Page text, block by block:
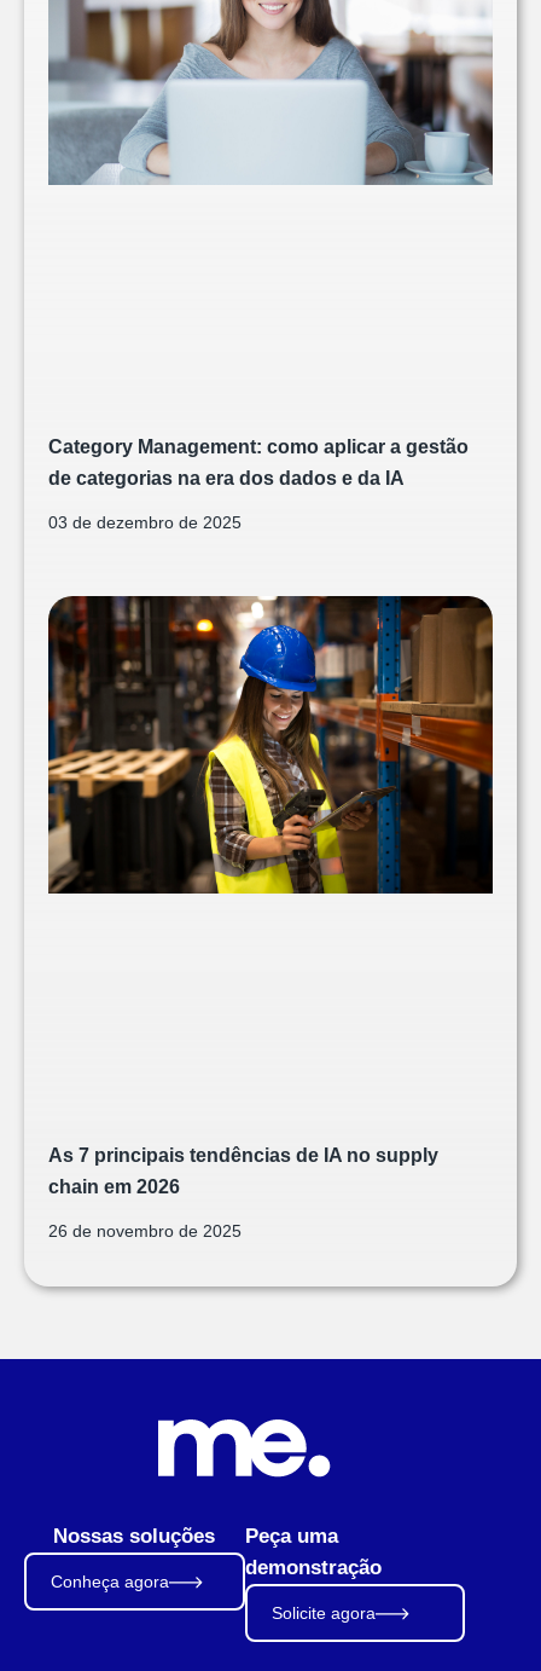
Category Management: como aplicar a gestão
de categorias na era dos dados e da IA
03 de dezembro de 2025
As 7 principais tendências de IA no supply
chain em 2026
26 de novembro de 2025
Nossas soluções
Conheça agora
Peça uma
demonstração
Solicite agora